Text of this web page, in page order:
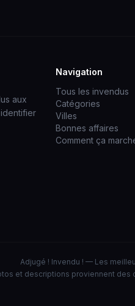
aux
Navigation
Tous les invendus
Catégories
Villes
Bonnes affaires
Comment ça
Adjugé ! Invendu ! — Les
et descriptions proviennent des